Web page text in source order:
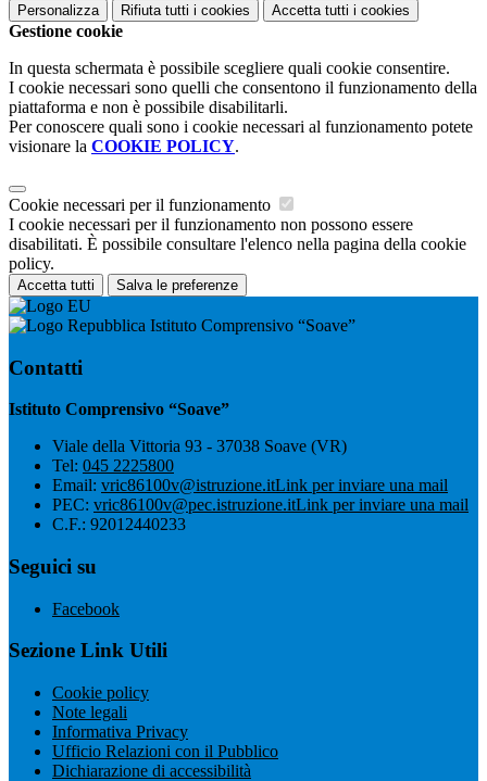
Personalizza Rifiuta tutti i cookies Accetta tutti i cookies
Gestione cookie
In questa schermata è possibile scegliere quali cookie consentire.
I cookie necessari sono quelli che consentono il funzionamento della
piattaforma e non è possibile disabilitarli.
Per conoscere quali sono i cookie necessari al funzionamento potete
visionare la COOKIE POLICY.
Cookie necessari per il funzionamento
I cookie necessari per il funzionamento non possono essere
disabilitati. È possibile consultare l'elenco nella pagina della cookie
policy.
Accetta tutti Salva le preferenze
Istituto Comprensivo “Soave”
Contatti
Istituto Comprensivo “Soave”
Viale della Vittoria 93 - 37038 Soave (VR)
Tel: 045 2225800
Email: vric86100v@istruzione.itLink per inviare una mail
PEC: vric86100v@pec.istruzione.itLink per inviare una mail
C.F.: 92012440233
Seguici su
Facebook
Sezione Link Utili
Cookie policy
Note legali
Informativa Privacy
Ufficio Relazioni con il Pubblico
Dichiarazione di accessibilità